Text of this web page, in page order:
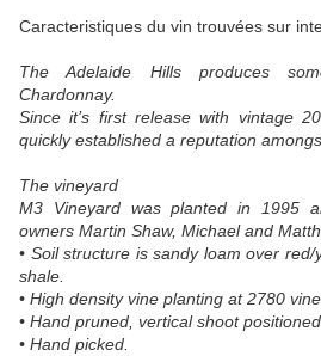
Caracteristiques du vin trouvées sur
The Adelaide Hills produces
Chardonnay.
Since it’s first release with vintage
quickly established a reputation
The vineyard
M3 Vineyard was planted in 1995
owners Martin Shaw, Michael and
• Soil structure is sandy loam over
shale.
• High density vine planting at 2780
• Hand pruned, vertical shoot
• Hand picked.